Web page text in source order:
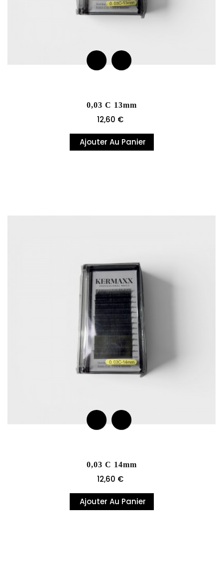
0,03 C 13mm
Prix
12,60 €
Ajouter Au Panier
0,03 C 14mm
Prix
12,60 €
Ajouter Au Panier